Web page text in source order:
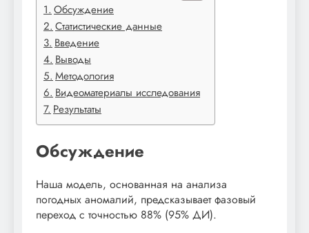
Обсуждение
Статистические данные
Введение
Выводы
Методология
Видеоматериалы исследования
Результаты
Обсуждение
Наша модель, основанная на анализа
погодных аномалий, предсказывает фазовый
переход с точностью 88% (95% ДИ).